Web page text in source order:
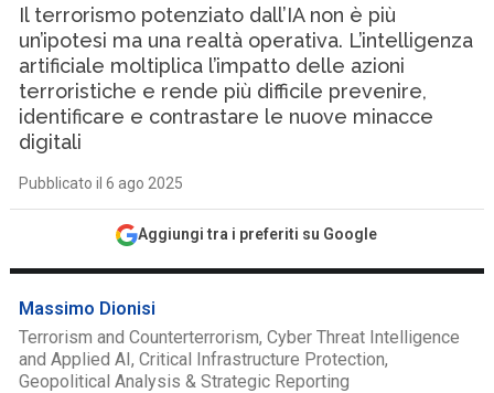
Il terrorismo potenziato dall’IA non è più
un’ipotesi ma una realtà operativa. L’intelligenza
artificiale moltiplica l’impatto delle azioni
terroristiche e rende più difficile prevenire,
identificare e contrastare le nuove minacce
digitali
Pubblicato il 6 ago 2025
Aggiungi tra i preferiti su Google
Massimo Dionisi
Terrorism and Counterterrorism, Cyber Threat Intelligence
and Applied AI, Critical Infrastructure Protection,
Geopolitical Analysis & Strategic Reporting